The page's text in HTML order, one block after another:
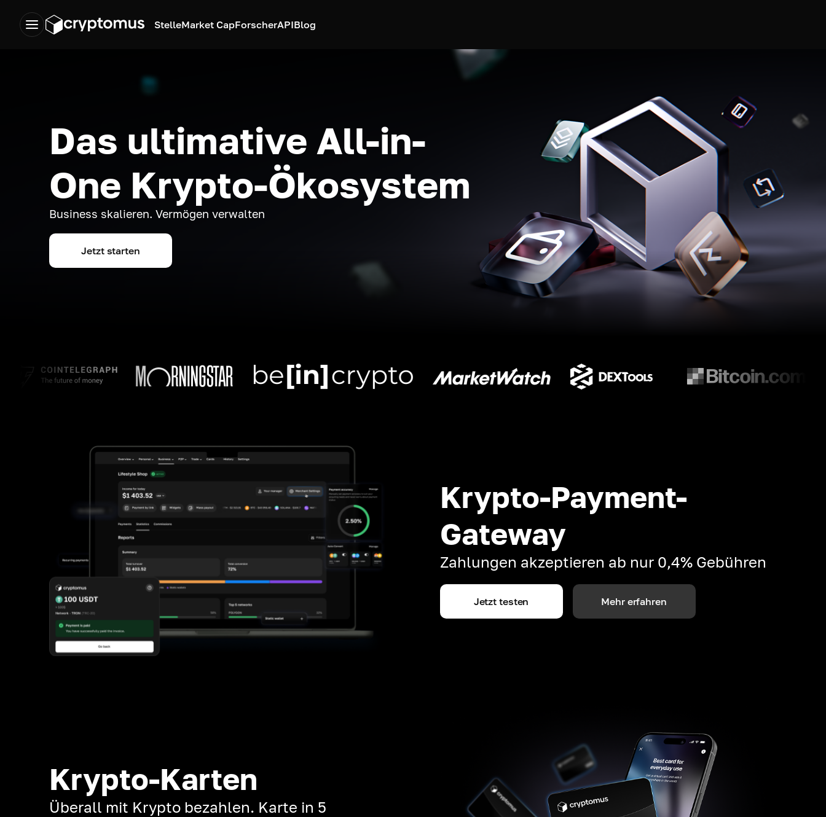
StelleMarket CapForscherAPIBlog
Das ultimative All-in-
One Krypto-Ökosystem
Business skalieren. Vermögen verwalten
Jetzt starten
Krypto-Payment-
Gateway
Zahlungen akzeptieren ab nur 0,4% Gebühren
Jetzt testen Mehr erfahren
Krypto-Karten
Überall mit Krypto bezahlen. Karte in 5